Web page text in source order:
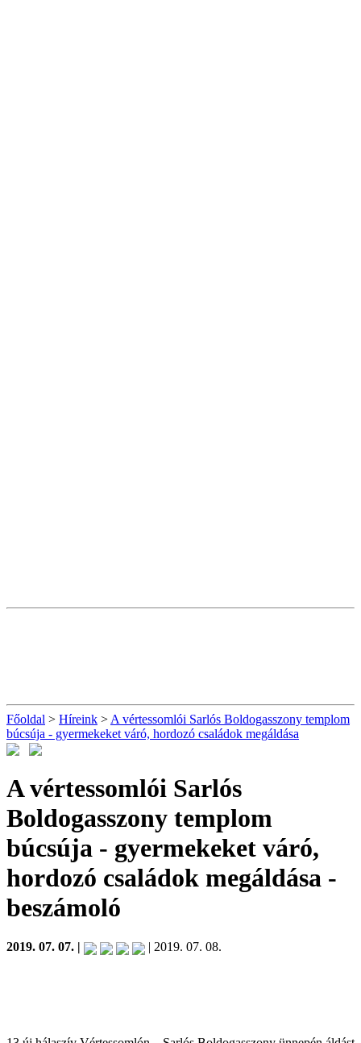
Főoldal > Híreink > A vértessomlói Sarlós Boldogasszony templom
búcsúja - gyermekeket váró, hordozó családok megáldása
A vértessomlói Sarlós
Boldogasszony templom
búcsúja - gyermekeket váró,
hordozó családok megáldása -
beszámoló
2019. 07. 07. | | 2019. 07. 08.